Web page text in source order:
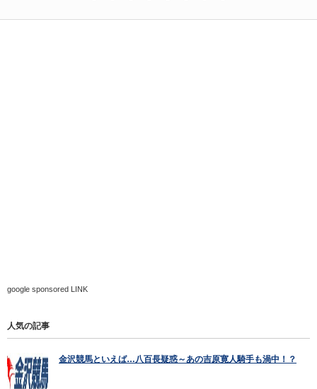
google sponsored LINK
人気の記事
金沢競馬といえば…八百長疑惑～あの吉原寛人騎手も渦中！？